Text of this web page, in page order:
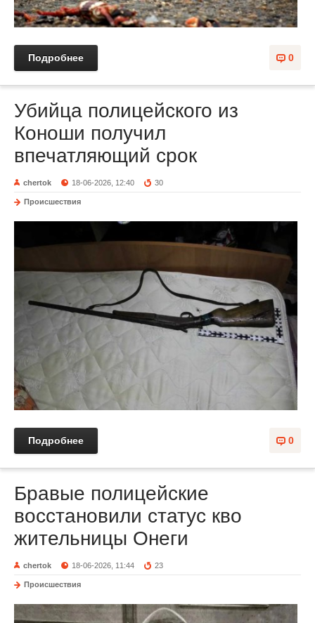
0
Подробнее
Убийца полицейского из
Коноши получил
впечатляющий срок
chertok 18-06-2026, 12:40 30
Происшествия
0
Подробнее
Бравые полицейские
восстановили статус кво
жительницы Онеги
chertok 18-06-2026, 11:44 23
Происшествия